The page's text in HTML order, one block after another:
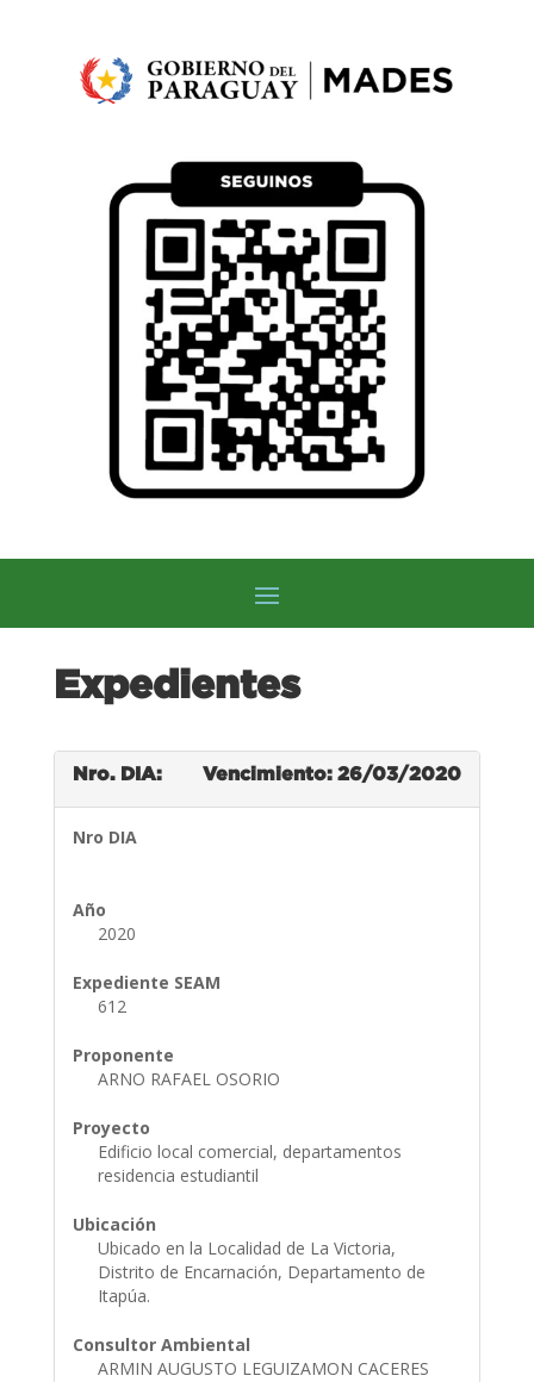
Expedientes
Nro. DIA: Vencimiento: 26/03/2020
Nro DIA
Año
2020
Expediente SEAM
612
Proponente
ARNO RAFAEL OSORIO
Proyecto
Edificio local comercial, departamentos
residencia estudiantil
Ubicación
Ubicado en la Localidad de La Victoria,
Distrito de Encarnación, Departamento de
Itapúa.
Consultor Ambiental
ARMIN AUGUSTO LEGUIZAMON CACERES